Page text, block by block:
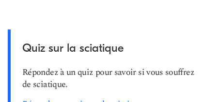
Quiz sur la sciatique
Répondez à un quiz pour savoir si vous souffrez
de sciatique.